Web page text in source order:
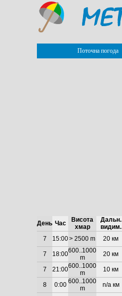
Поточна погода
День Час
Висота
хмар
Дальн.
видим.
7
15:00> 2500 m 20 км
7 18:00600..1000
m
20 км
7 21:00600..1000
m
10 км
8 0:00 600..1000
m
n/a км